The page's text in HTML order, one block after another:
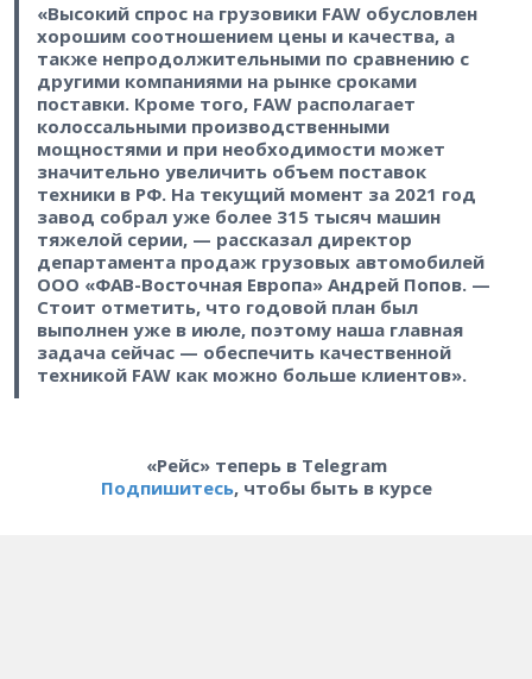
«Высокий спрос на грузовики FAW обусловлен
хорошим соотношением цены и качества, а
также непродолжительными по сравнению с
другими компаниями на рынке сроками
поставки. Кроме того, FAW располагает
колоссальными производственными
мощностями и при необходимости может
значительно увеличить объем поставок
техники в РФ. На текущий момент за 2021 год
завод собрал уже более 315 тысяч машин
тяжелой серии, — рассказал директор
департамента продаж грузовых автомобилей
ООО «ФАВ-Восточная Европа» Андрей Попов. —
Стоит отметить, что годовой план был
выполнен уже в июле, поэтому наша главная
задача сейчас — обеспечить качественной
техникой FAW как можно больше клиентов».
«Рейс» теперь в Telegram
Подпишитесь, чтобы быть в курсе